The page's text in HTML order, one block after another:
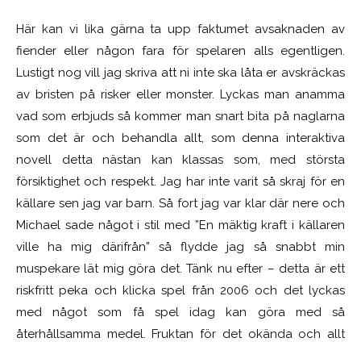
Här kan vi lika gärna ta upp faktumet avsaknaden av
fiender eller någon fara för spelaren alls egentligen.
Lustigt nog vill jag skriva att ni inte ska låta er avskräckas
av bristen på risker eller monster. Lyckas man anamma
vad som erbjuds så kommer man snart bita på naglarna
som det är och behandla allt, som denna interaktiva
novell detta nästan kan klassas som, med största
försiktighet och respekt. Jag har inte varit så skraj för en
källare sen jag var barn. Så fort jag var klar där nere och
Michael sade något i stil med ”En mäktig kraft i källaren
ville ha mig därifrån” så flydde jag så snabbt min
muspekare lät mig göra det. Tänk nu efter – detta är ett
riskfritt peka och klicka spel från 2006 och det lyckas
med något som få spel idag kan göra med så
återhållsamma medel. Fruktan för det okända och allt